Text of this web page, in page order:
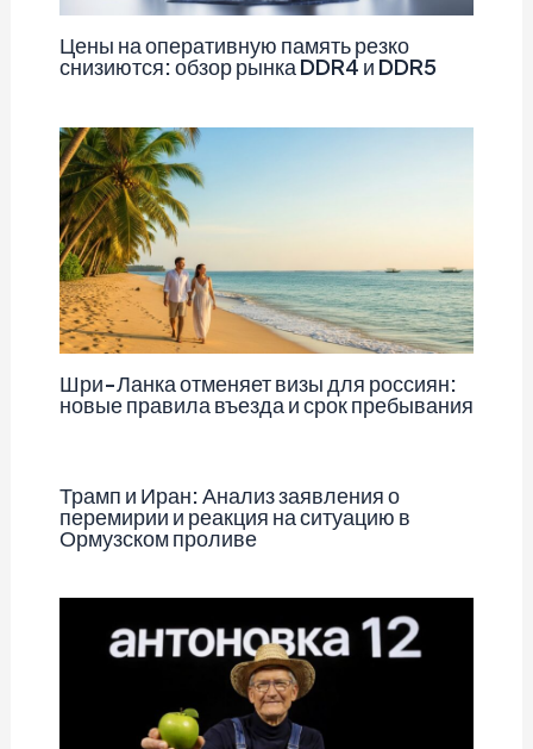
Цены на оперативную память резко
снизиются: обзор рынка DDR4 и DDR5
Шри-Ланка отменяет визы для россиян:
новые правила въезда и срок пребывания
Трамп и Иран: Анализ заявления о
перемирии и реакция на ситуацию в
Ормузском проливе